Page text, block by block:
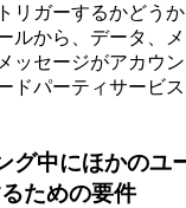
リガーするかどう
ルから、データ、
ッセージがアカウン
ドパーティサービ
グ中にほかのユ
ための要件